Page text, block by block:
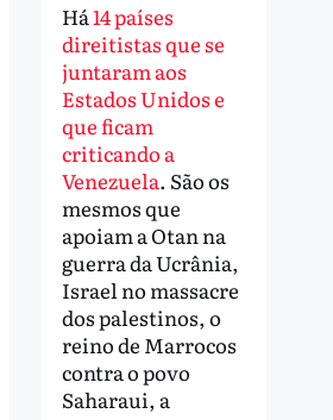
Há14 países
direitistas que se
juntaram aos
Estados Unidos e
que ficam
criticando a
Venezuela. São os
mesmos que
apoiam a Otan na
guerra da Ucrânia,
Israel no massacre
dos palestinos, o
reino de Marrocos
contra o povo
Saharaui, a